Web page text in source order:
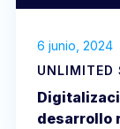
6 junio, 2024
UNLIMITED
desarrollo